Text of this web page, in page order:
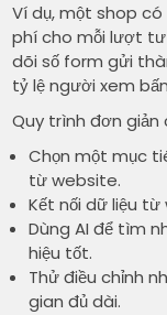
Ví dụ, một shop
phí cho mỗi lượt
dõi số form gửi
tỷ lệ người xem
Quy trình đơn
Chọn một mục
từ website.
Kết nối dữ liệu
Dùng AI để tìm
hiệu tốt.
Thử điều chỉnh
gian đủ dài.